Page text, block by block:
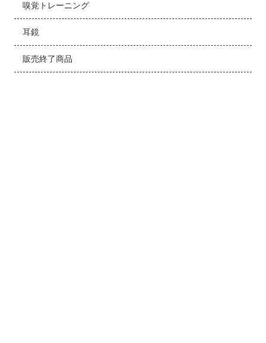
嗅覚トレーニング
耳鏡
販売終了商品